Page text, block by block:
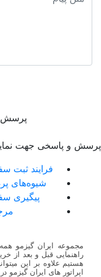
پرسش
پرسش و پاسخی جهت
فرایند ثبت
شیوه‌های
پیگیری
راهنمایی قبل و بعد از
هستیم علاوه بر این
اپراتور های ایران گیزمو